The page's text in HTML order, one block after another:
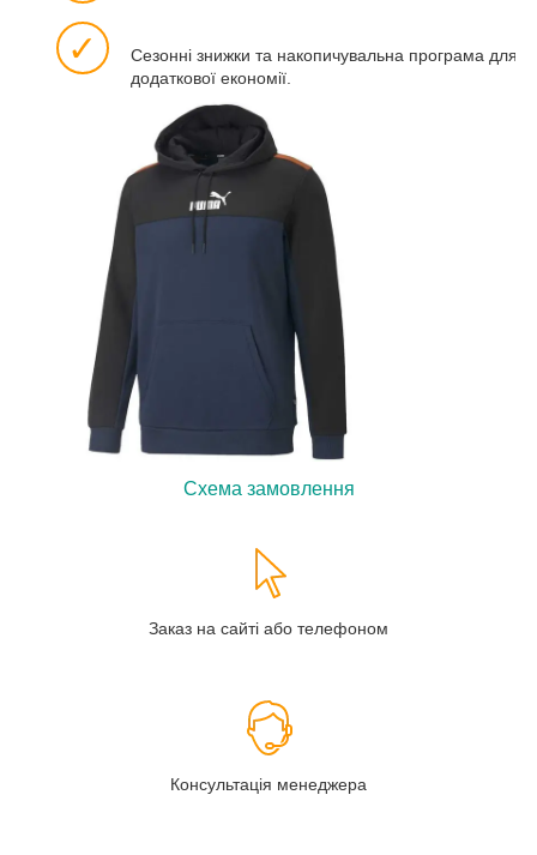
✓
Сезонні знижки та накопичувальна програма для
додаткової економії.
Схема замовлення
Заказ на сайті або телефоном
Консультація менеджера